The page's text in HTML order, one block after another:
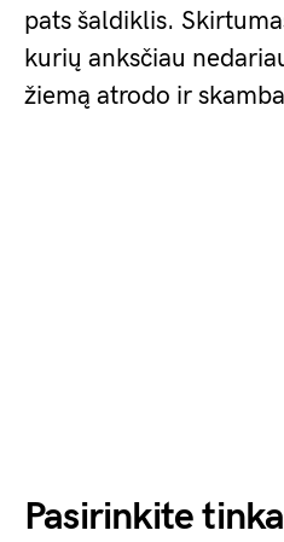
pats šaldiklis.
kurių anksčiau
žiemą atrodo ir
Pasirinkite